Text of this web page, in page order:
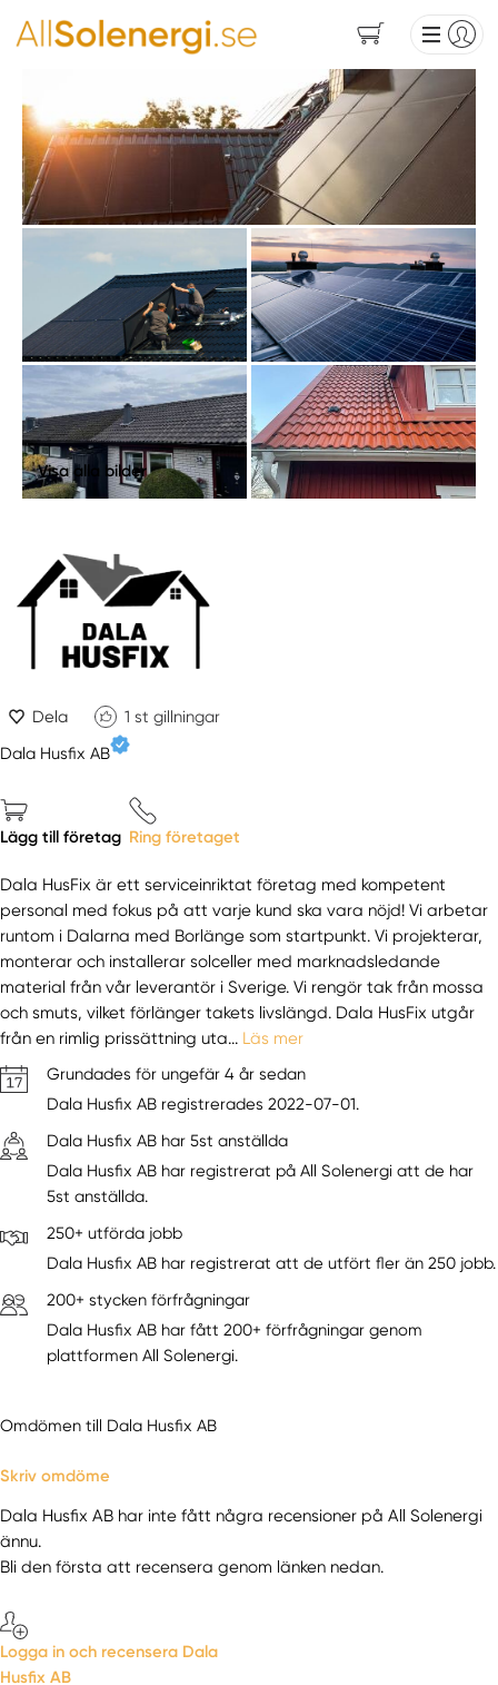
Visa alla bilder
Dela 1 st gillningar
Dala Husfix AB
Lägg till företag Ring företaget
Dala HusFix är ett serviceinriktat företag med kompetent
personal med fokus på att varje kund ska vara nöjd! Vi arbetar
runtom i Dalarna med Borlänge som startpunkt. Vi projekterar,
monterar och installerar solceller med marknadsledande
material från vår leverantör i Sverige. Vi rengör tak från mossa
och smuts, vilket förlänger takets livslängd. Dala HusFix utgår
från en rimlig prissättning uta... Läs mer
Grundades för ungefär 4 år sedan
Dala Husfix AB registrerades 2022-07-01.
Dala Husfix AB har 5st anställda
Dala Husfix AB har registrerat på All Solenergi att de har
5st anställda.
250+ utförda jobb
Dala Husfix AB har registrerat att de utfört fler än 250 jobb.
200+ stycken förfrågningar
Dala Husfix AB har fått 200+ förfrågningar genom
plattformen All Solenergi.
Omdömen till Dala Husfix AB
Skriv omdöme
Dala Husfix AB har inte fått några recensioner på All Solenergi
ännu.
Bli den första att recensera genom länken nedan.
Logga in och recensera Dala
Husfix AB